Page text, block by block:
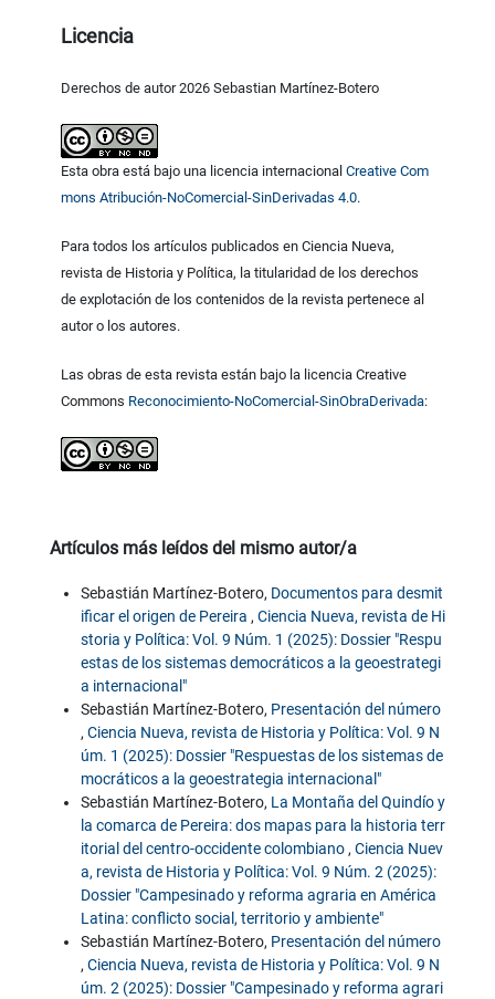
Licencia
Derechos de autor 2026 Sebastian Martínez-Botero
Esta obra está bajo una licencia internacionalCreative Com
mons Atribución-NoComercial-SinDerivadas 4.0.
Para todos los artículos publicados en Ciencia Nueva,
revista de Historia y Política, la titularidad de los derechos
de explotación de los contenidos de la revista pertenece al
autor o los autores.
Las obras de esta revista están bajo la licencia Creative
Commons Reconocimiento-NoComercial-SinObraDerivada:
Artículos más leídos del mismo autor/a
Sebastián Martínez-Botero, Documentos para desmit
ificar el origen de Pereira , Ciencia Nueva, revista de Hi
storia y Política: Vol. 9 Núm. 1 (2025): Dossier "Respu
estas de los sistemas democráticos a la geoestrategi
a internacional"
Sebastián Martínez-Botero, Presentación del número
, Ciencia Nueva, revista de Historia y Política: Vol. 9 N
úm. 1 (2025): Dossier "Respuestas de los sistemas de
mocráticos a la geoestrategia internacional"
Sebastián Martínez-Botero, La Montaña del Quindío y
la comarca de Pereira: dos mapas para la historia terr
itorial del centro-occidente colombiano , Ciencia Nuev
a, revista de Historia y Política: Vol. 9 Núm. 2 (2025):
Dossier "Campesinado y reforma agraria en América
Latina: conflicto social, territorio y ambiente"
Sebastián Martínez-Botero, Presentación del número
, Ciencia Nueva, revista de Historia y Política: Vol. 9 N
úm. 2 (2025): Dossier "Campesinado y reforma agrari